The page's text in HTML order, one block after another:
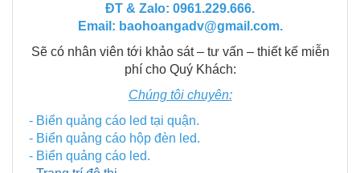
ĐT & Zalo: 0961.229.666.
Email: baohoangadv@gmail.com.
Sẽ có nhân viên tới khảo sát – tư vấn – thiết kế miễn
phí cho Quý Khách:
Chúng tôi chuyên:
- Biển quảng cáo led tại quận.
- Biển quảng cáo hộp đèn led.
- Biển quảng cáo led.